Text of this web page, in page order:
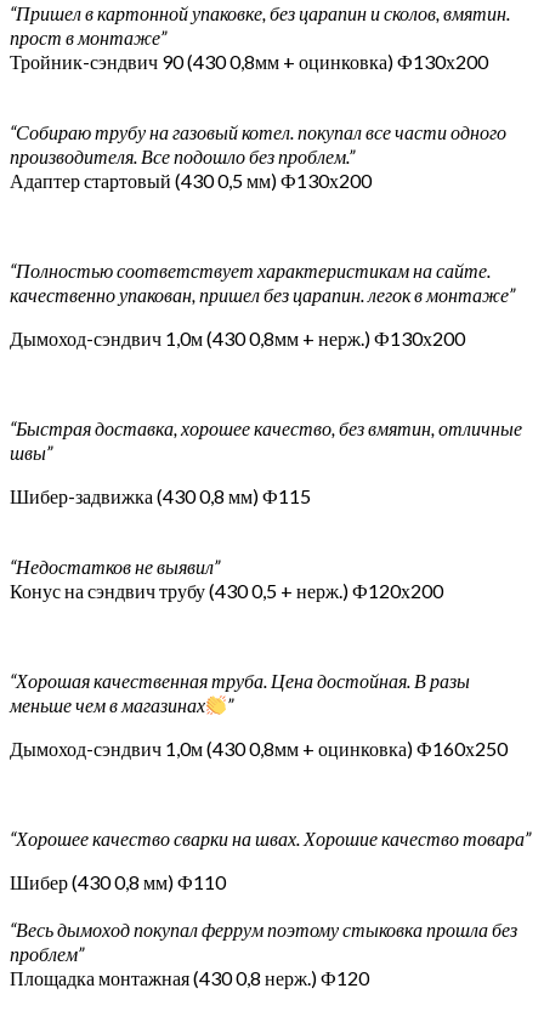
“Пришел в картонной упаковке, без царапин и сколов, вмятин.
прост в монтаже”
Тройник-сэндвич 90 (430 0,8мм + оцинковка) Ф130х200
“Собираю трубу на газовый котел. покупал все части одного
производителя. Все подошло без проблем.”
Адаптер стартовый (430 0,5 мм) Ф130х200
“Полностью соответствует характеристикам на сайте.
качественно упакован, пришел без царапин. легок в монтаже”
Дымоход-сэндвич 1,0м (430 0,8мм + нерж.) Ф130х200
“Быстрая доставка, хорошее качество, без вмятин, отличные
швы”
Шибер-задвижка (430 0,8 мм) Ф115
“Недостатков не выявил”
Конус на сэндвич трубу (430 0,5 + нерж.) Ф120х200
“Хорошая качественная труба. Цена достойная. В разы
меньше чем в магазинах
”
Дымоход-сэндвич 1,0м (430 0,8мм + оцинковка) Ф160х250
“Хорошее качество сварки на швах. Хорошие качество товара”
Шибер (430 0,8 мм) Ф110
“Весь дымоход покупал феррум поэтому стыковка прошла без
проблем”
Площадка монтажная (430 0,8 нерж.) Ф120